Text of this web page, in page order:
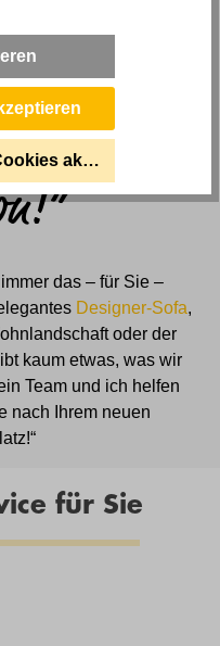
unsere
das – für Sie –
Designer-Sofa,
oder der
kaum etwas, was wir
Team und ich helfen
nach Ihrem neuen
für Sie
akzeptieren